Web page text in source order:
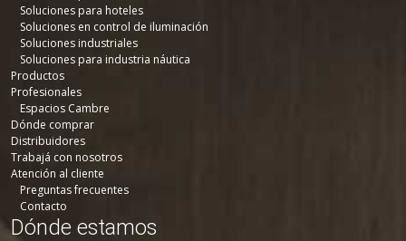
Soluciones para hoteles
Soluciones en control de iluminación
Soluciones industriales
Soluciones para industria náutica
Productos
Profesionales
Espacios Cambre
Dónde comprar
Distribuidores
Trabajá con nosotros
Atención al cliente
Preguntas frecuentes
Contacto
Dónde estamos